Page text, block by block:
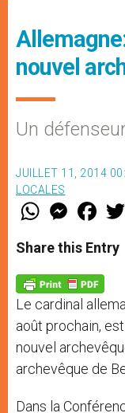
nouvel
Un
JUILLET 11, 2014
LOCALES
W
t
s
p
p
M
e
s
e
g
e
r
F
a
e
b
o
k
Share this Entry
Le cardinal
août prochain,
nouvel
archevêque de
Dans la